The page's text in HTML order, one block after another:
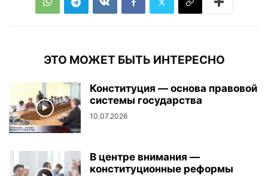
ЭТО МОЖЕТ БЫТЬ ИНТЕРЕСНО
Конституция — основа правовой
системы государства
10.07.2026
В центре внимания —
конституционные реформы